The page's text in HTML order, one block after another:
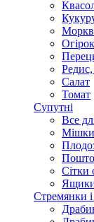
Огірок
Редис,
Салат
Томат
Супутні
Все
Мішки
Сітки
Ящики
Стремянки